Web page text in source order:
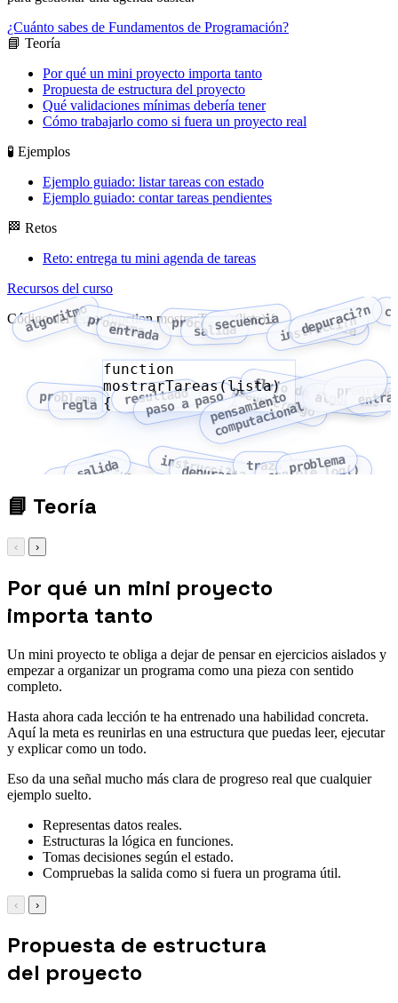
¿Cuánto sabes de Fundamentos de Programación?
📘 Teoría
Por qué un mini proyecto importa tanto
Propuesta de estructura del proyecto
Qué validaciones mínimas debería tener
Cómo trabajarlo como si fuera un proyecto real
🧪 Ejemplos
Ejemplo guiado: listar tareas con estado
Ejemplo guiado: contar tareas pendientes
🏁 Retos
Reto: entrega tu mini agenda de tareas
Recursos del curso
Código del tema: function mostrarTareas(lista) {
algoritmoprograma
entrada proceso
salidasecuenciainstrucci?n
depuraci?n
traza
problema
regla resultado
paso a pasop
e
n
s
a
m
i
e
n
t
o
c
o
m
p
u
t
a
c
i
o
n
a
l
pseudoc?digo
flujo de control
algoritmo
programa
proceso
salidasecuenciainstrucci?n
depuraci?ntrazaconsole.log()
problema
function
mostrarTareas(lista)
{
📘 Teoría
‹ ›
Por qué un mini proyecto
importa tanto
Un mini proyecto te obliga a dejar de pensar en ejercicios aislados y
empezar a organizar un programa como una pieza con sentido
completo.
Hasta ahora cada lección te ha entrenado una habilidad concreta.
Aquí la meta es reunirlas en una estructura que puedas leer, ejecutar
y explicar como un todo.
Eso da una señal mucho más clara de progreso real que cualquier
ejemplo suelto.
Representas datos reales.
Estructuras la lógica en funciones.
Tomas decisiones según el estado.
Compruebas la salida como si fuera un programa útil.
‹ ›
Propuesta de estructura
del proyecto